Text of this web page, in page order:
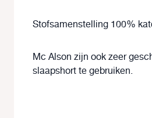
Stofsamenstelling 100%
Mc Alson zijn ook zeer
slaapshort te gebruiken.